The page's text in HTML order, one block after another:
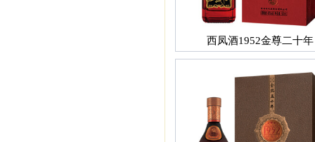
西凤酒1952金尊二十年